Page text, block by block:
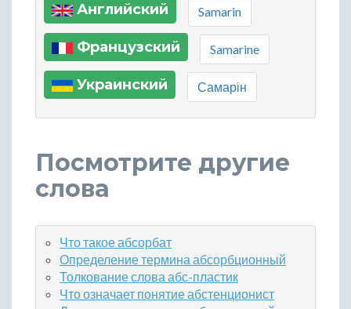
Английский Samarin
Французский Samarine
Украинский Самарін
Посмотрите другие
слова
Что такое абсорбат
Определение термина абсорбционный
Толкование слова абс-пластик
Что означает понятие абстенционист